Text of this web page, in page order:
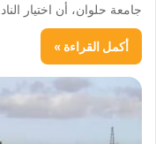
جامعة حلوان، أن اختيار
أكمل القراءة »